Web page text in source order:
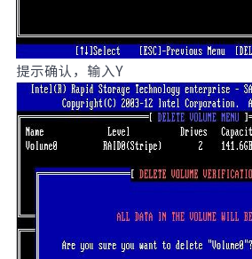
提示确认，输入Y